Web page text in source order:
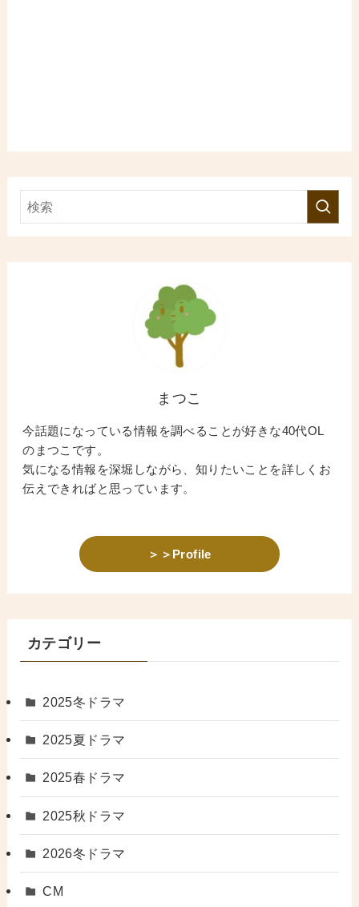
まつこ
今話題になっている情報を調べることが好きな40代OL
のまつこです。
気になる情報を深堀しながら、知りたいことを詳しくお
伝えできればと思っています。
＞＞Profile
カテゴリー
2025冬ドラマ
2025夏ドラマ
2025春ドラマ
2025秋ドラマ
2026冬ドラマ
CM